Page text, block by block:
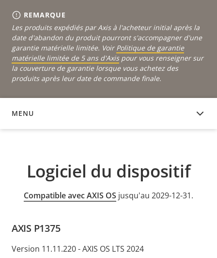
REMARQUE
Les produits expédiés par Axis à l'acheteur initial après la
date d'abandon du produit pourront s'accompagner d'une
garantie matérielle limitée. Voir Politique de garantie
matérielle limitée de 5 ans d'Axispour vous renseigner sur
la couverture de garantie lorsque vous achetez des
produits après leur date de commande finale.
MENU
LOGICIEL DU DISPOSITIF
Logiciel du dispositif
Compatible avec AXIS OS jusqu'au 2029-12-31.
AXIS P1375
Version 11.11.220 - AXIS OS LTS 2024